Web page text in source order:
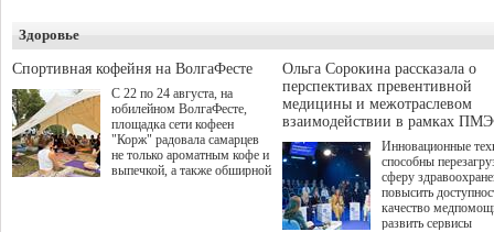
а сам он
Здоровье
Спортивная кофейня на ВолгаФесте
С 22 по 24 августа, на
юбилейном ВолгаФесте,
площадка сети кофеен
"Корж" радовала самарцев
не только ароматным кофе и
выпечкой, а также обширной
Ольга Сорокина рассказала о
перспективах превентивной
медицины и межотраслевом
взаимодействии в рамках
Инновационные
способны
сферу
повысить
качество
развить сервисы